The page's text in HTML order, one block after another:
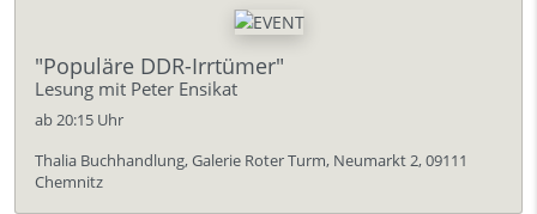
"Populäre DDR-Irrtümer"
Lesung mit Peter Ensikat
ab 20:15 Uhr
Thalia Buchhandlung, Galerie Roter Turm, Neumarkt 2, 09111
Chemnitz